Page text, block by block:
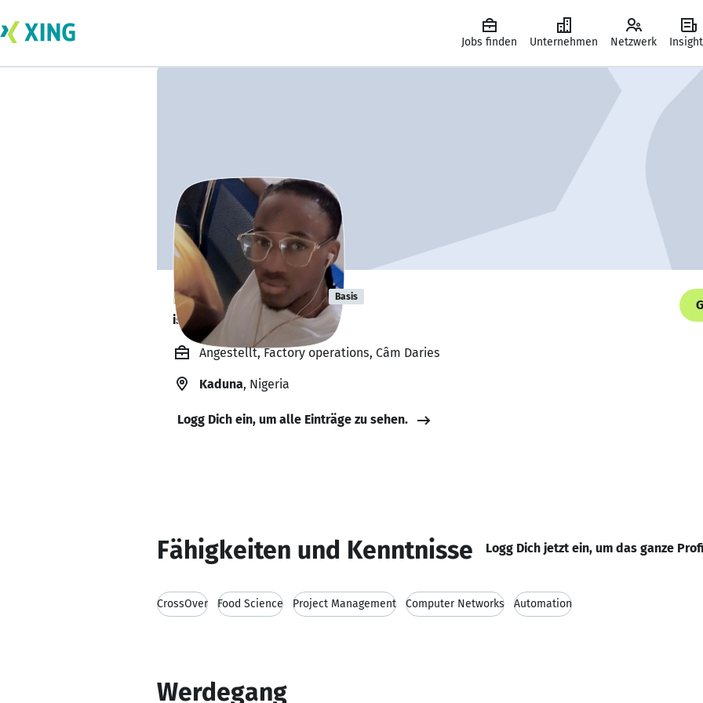
Jobs finden Unternehmen Netzwerk
Nicholas Oliver Basis
is looking to socialise. 👋
Angestellt, Factory operations, Câm Daries
Kaduna, Nigeria
Logg Dich ein, um alle Einträge zu sehen.
Fähigkeiten und Kenntnisse Logg Dich jetzt ein, um das ganze
CrossOver Food Science Project Management Computer Networks Automation
Werdegang